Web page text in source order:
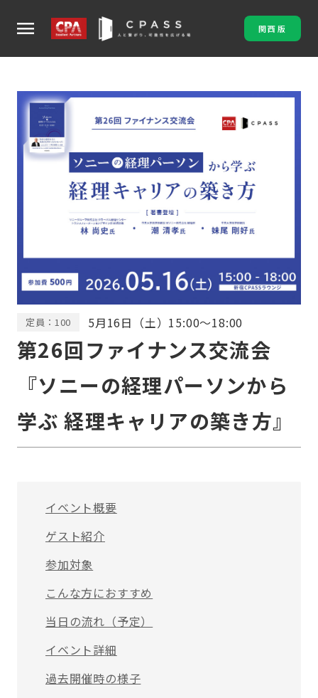
menu 関西版
定員：100 5月16日（土）15:00～18:00
第26回ファイナンス交流会
『ソニーの経理パーソンから
学ぶ 経理キャリアの築き方』
イベント概要
ゲスト紹介
参加対象
こんな方におすすめ
当日の流れ（予定）
イベント詳細
過去開催時の様子